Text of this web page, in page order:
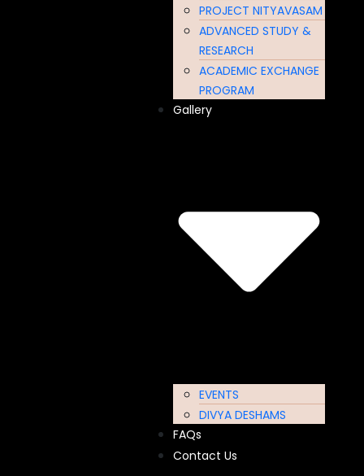
PROJECT NITYAVASAM
ADVANCED STUDY &
RESEARCH
ACADEMIC EXCHANGE
PROGRAM
Gallery
EVENTS
DIVYA DESHAMS
FAQs
Contact Us